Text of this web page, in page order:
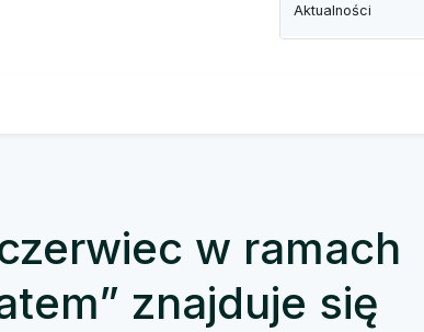
w ramach
znajduje się